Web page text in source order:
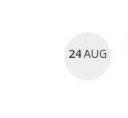
24AUG